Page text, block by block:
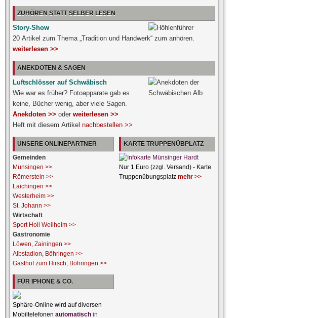
ZUHÖREN STATT SELBER LESEN
Story-Show
20 Artikel zum Thema „Tradition und Handwerk“ zum anhören.
weiterlesen >>
ANEKDOTEN & SAGEN
Luftschlösser auf Schwäbisch
Wie war es früher? Fotoapparate gab es
keine, Bücher wenig, aber viele Sagen.
Anekdoten >> oder weiterlesen >>
Heft mit diesem Artikel nachbestellen >>
UNSERE ONLINEPARTNER
Gemeinden
Münsingen >>
Römerstein >>
Laichingen >>
Westerheim >>
St. Johann >>
Wirtschaft
Sport Holl Weilheim >>
Gastronomie
Löwen, Zainingen >>
Albstadion, Böhringen >>
Gasthof zum Hirsch, Böhringen >>
FÜR IPHONE & CO.
Sphäre-Online wird auf diversen
Mobiltelefonen automatisch
KARTE TRUPPENÜBPLATZ
Nur 1 Euro (zzgl. Versand) - Karte
Truppenübungsplatz mehr >>